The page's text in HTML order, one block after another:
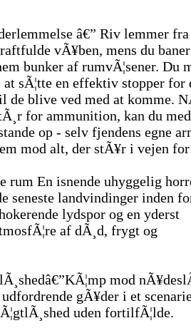
â€” Riv lemmer fra
vÃ¥ben, mens du
bunker af rumvÃ¦sener. Du
sÃ¦tte en effektiv stopper for
de blive ved med at komme.
for ammunition, kan du
op - selv fjendens egne
mod alt, der stÃ¥r i vejen
rum En isnende uhyggelig
seneste landvindinger inden
lydspor og en yderst
af dÃ¸d, frygt og
mod
gÃ¥der i et
uden fortilfÃ¦lde.